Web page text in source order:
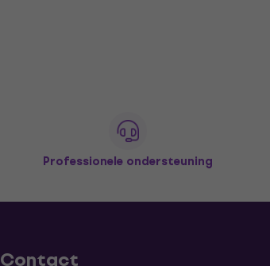
Professionele ondersteuning
Contact